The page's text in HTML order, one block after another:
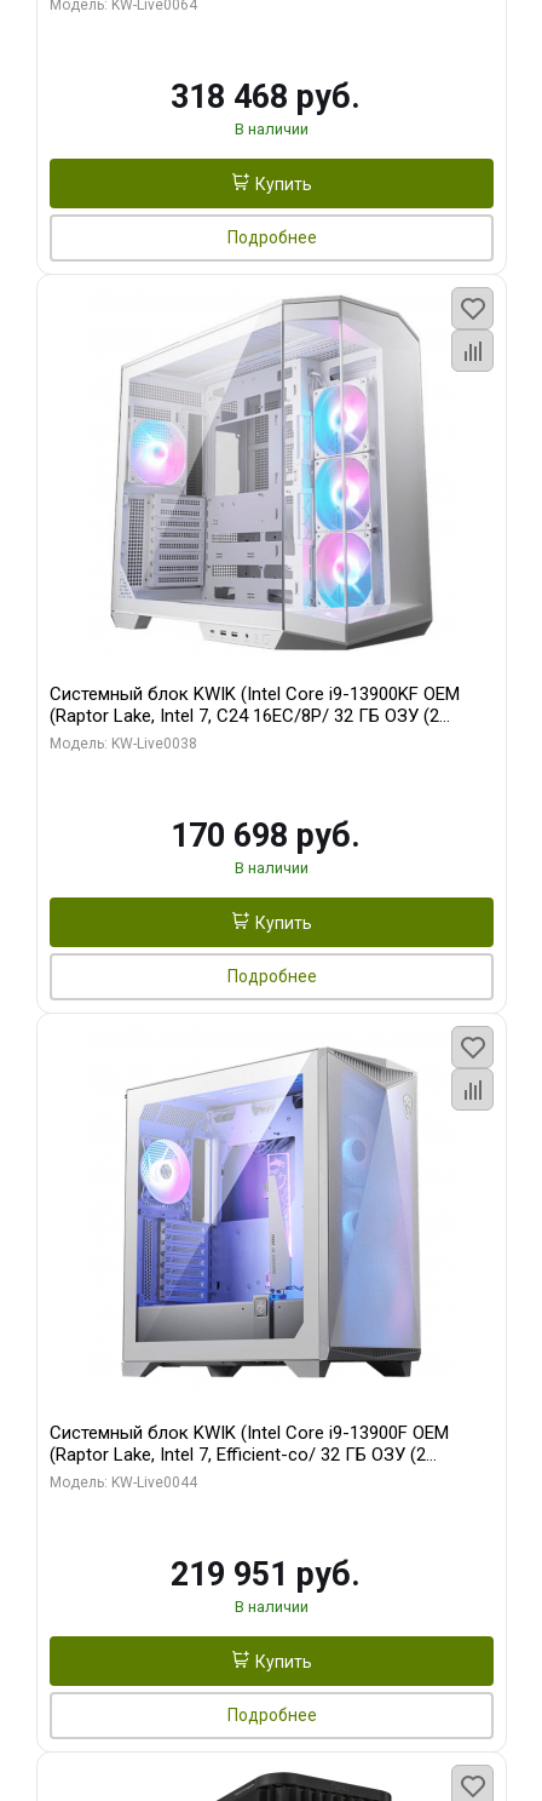
Модель: KW-Live0064
318 468 руб.
В наличии
Купить
Подробнее
Системный блок KWIK (Intel Core i9-13900KF OEM
(Raptor Lake, Intel 7, C24 16EC/8P/ 32 ГБ ОЗУ (2
модуля)/ Gigabyte RX9070XT GAMING OC 16GB GDDR6
Модель: KW-Live0038
170 698 руб.
В наличии
Купить
Подробнее
Системный блок KWIK (Intel Core i9-13900F OEM
(Raptor Lake, Intel 7, Efficient-co/ 32 ГБ ОЗУ (2
модуля)/ Gigabyte RTX5070Ti AERO OC 16GB GDDR7
Модель: KW-Live0044
219 951 руб.
В наличии
Купить
Подробнее